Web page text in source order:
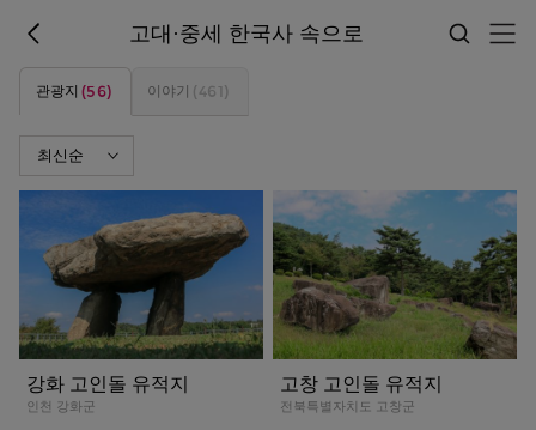
고대·중세 한국사 속으로
관광지 (56) 이야기 (461)
강화 고인돌 유적지
인천 강화군
고창 고인돌 유적지
전북특별자치도 고창군